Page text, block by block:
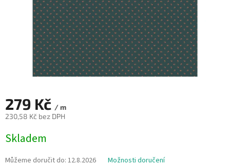
279 Kč / m
230,58 Kč bez DPH
cena:
Skladem
Můžeme doručit do: 12.8.2026 Možnosti doručení